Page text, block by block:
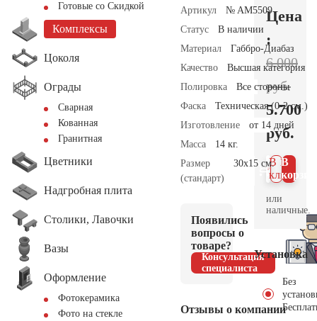
Готовые со Скидкой
Комплексы
Цоколя
Ограды
Сварная
Кованная
Гранитная
Цветники
Надгробная плита
Столики, Лавочки
Вазы
Оформление
Фотокерамика
Фото на стекле
Артикул
№ AM5509
Статус
В наличии
Материал
Габбро-Диабаз
Качество
Высшая категория
Полировка
Все стороны
Фаска
Техническая (0-2 см.)
Изготовление
от 14 дней
Масса
14 кг.
Размер
(стандарт)
30х15 см.
Появились
вопросы о
товаре?
Консультация
специалиста
Отзывы о компании
Цена
:
6.000
руб.
5.700
руб.
В
В 1
клик
или
наличные.
Установка
Без